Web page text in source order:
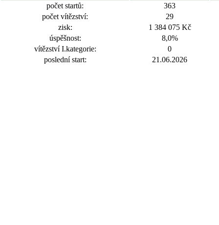
počet startů:
363
počet vítězství:
29
zisk:
1 384 075 Kč
úspěšnost:
8,0%
vítězství I.kategorie:
0
poslední start:
21.06.2026